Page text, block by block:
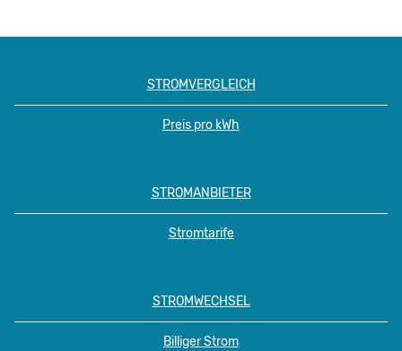
STROMVERGLEICH
Preis pro kWh
STROMANBIETER
Stromtarife
STROMWECHSEL
Billiger Strom